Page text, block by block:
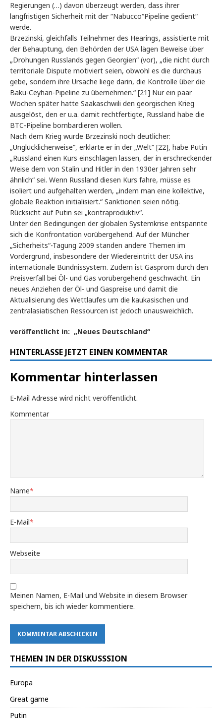
Regierungen (…) davon überzeugt werden, dass ihrer
langfristigen Sicherheit mit der “Nabucco“Pipeline gedient“
werde.
Brzezinski, gleichfalls Teilnehmer des Hearings, assistierte mit
der Behauptung, den Behörden der USA lägen Beweise über
„Drohungen Russlands gegen Georgien“ (vor), „die nicht durch
territoriale Dispute motiviert seien, obwohl es die durchaus
gebe, sondern ihre Ursache liege darin, die Kontrolle über die
Baku-Ceyhan-Pipeline zu übernehmen.“ [21] Nur ein paar
Wochen später hatte Saakaschwili den georgischen Krieg
ausgelöst, den er u.a. damit rechtfertigte, Russland habe die
BTC-Pipeline bombardieren wollen.
Nach dem Krieg wurde Brzezinski noch deutlicher:
„Unglücklicherweise“, erklärte er in der „Welt“ [22], habe Putin
„Russland einen Kurs einschlagen lassen, der in erschreckender
Weise dem von Stalin und Hitler in den 1930er Jahren sehr
ähnlich“ sei. Wenn Russland diesen Kurs fahre, müsse es
isoliert und aufgehalten werden, „indem man eine kollektive,
globale Reaktion initialisiert.“ Sanktionen seien nötig.
Rücksicht auf Putin sei „kontraproduktiv“.
Unter den Bedingungen der globalen Systemkrise entspannte
sich die Konfrontation vorübergehend. Auf der Müncher
„Sicherheits“-Tagung 2009 standen andere Themen im
Vordergrund, insbesondere der Wiedereintritt der USA ins
internationale Bündnissystem. Zudem ist Gasprom durch den
Preisverfall bei Öl- und Gas vorübergehend geschwächt. Ein
neues Anziehen der Öl- und Gaspreise und damit die
Aktualisierung des Wettlaufes um die kaukasischen und
zentralasiatischen Ressourcen ist jedoch unausweichlich.
veröffentlicht in: „Neues Deutschland“
HINTERLASSE JETZT EINEN KOMMENTAR
Kommentar hinterlassen
E-Mail Adresse wird nicht veröffentlicht.
Kommentar
Name*
E-Mail*
Webseite
Meinen Namen, E-Mail und Website in diesem Browser
speichern, bis ich wieder kommentiere.
THEMEN IN DER DISKUSSSION
Europa
Great game
Putin